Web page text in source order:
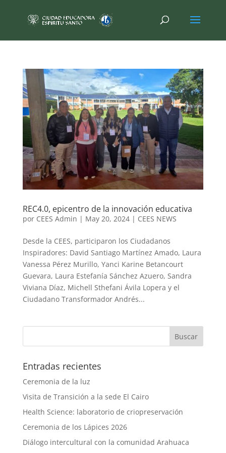
REC4.0, epicentro de la innovación educativa
por CEES Admin | May 20, 2024| CEES NEWS
Desde la CEES, participaron los Ciudadanos
Inspiradores: David Santiago Martínez Amado, Laura
Vanessa Pérez Murillo, Yanci Karine Betancourt
Guevara, Laura Estefanía Sánchez Azuero, Sandra
Viviana Díaz, Michell Sthefani Ávila Lopera y el
Ciudadano Transformador Andrés...
Entradas recientes
Ceremonia de la luz
Visita de Transición a la sede El Cairo
Health Science: laboratorio de criopreservación
Ceremonia de los Lápices 2026
Diálogo intercultural con la comunidad Arahuaca